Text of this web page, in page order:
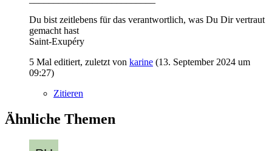
Du bist zeitlebens für das verantwortlich, was Du Dir vertraut
gemacht hast
Saint-Exupéry
5 Mal editiert, zuletzt von karine (13. September 2024 um
09:27)
Zitieren
Ähnliche Themen